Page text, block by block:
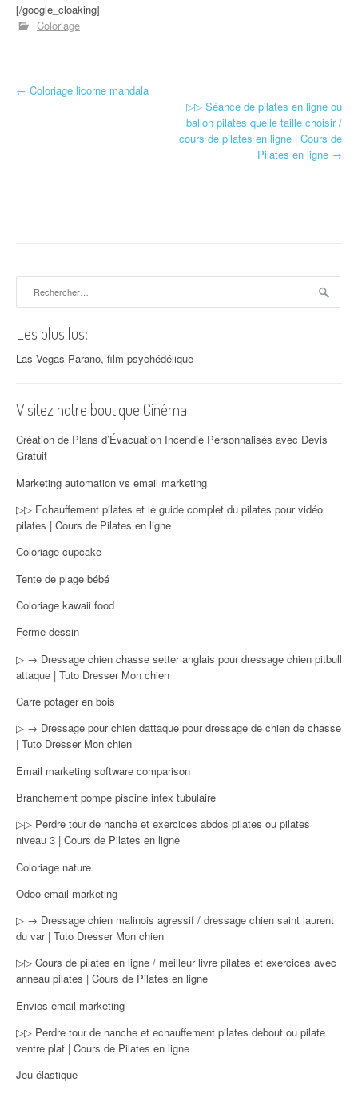
[/google_cloaking]
Coloriage
Navigation d'article
← Coloriage licorne mandala
▷▷ Séance de pilates en ligne ou
ballon pilates quelle taille choisir /
cours de pilates en ligne | Cours de
Pilates en ligne →
Les plus lus:
Las Vegas Parano, film psychédélique
Visitez notre boutique Cinéma
Création de Plans d’Évacuation Incendie Personnalisés avec Devis
Gratuit
Marketing automation vs email marketing
▷▷ Echauffement pilates et le guide complet du pilates pour vidéo
pilates | Cours de Pilates en ligne
Coloriage cupcake
Tente de plage bébé
Coloriage kawaii food
Ferme dessin
▷ → Dressage chien chasse setter anglais pour dressage chien pitbull
attaque | Tuto Dresser Mon chien
Carre potager en bois
▷ → Dressage pour chien dattaque pour dressage de chien de chasse
| Tuto Dresser Mon chien
Email marketing software comparison
Branchement pompe piscine intex tubulaire
▷▷ Perdre tour de hanche et exercices abdos pilates ou pilates
niveau 3 | Cours de Pilates en ligne
Coloriage nature
Odoo email marketing
▷ → Dressage chien malinois agressif / dressage chien saint laurent
du var | Tuto Dresser Mon chien
▷▷ Cours de pilates en ligne / meilleur livre pilates et exercices avec
anneau pilates | Cours de Pilates en ligne
Envios email marketing
▷▷ Perdre tour de hanche et echauffement pilates debout ou pilate
ventre plat | Cours de Pilates en ligne
Jeu élastique